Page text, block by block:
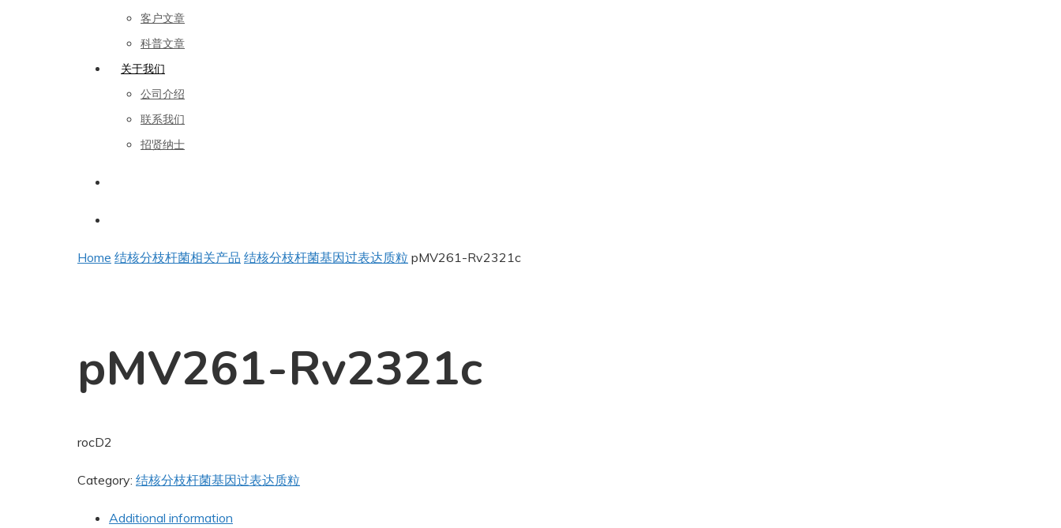
客户文章
科普文章
关于我们
公司介绍
联系我们
招贤纳士
Home 结核分枝杆菌相关产品 结核分枝杆菌基因过表达质粒 pMV261-Rv2321c
pMV261-Rv2321c
rocD2
Category: 结核分枝杆菌基因过表达质粒
Additional information